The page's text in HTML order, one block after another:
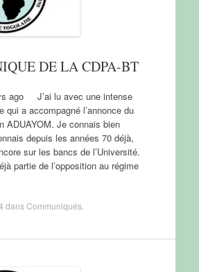
DE LA CDPA-BT
ago J’ai lu avec une intense
qui a accompagné l’annonce du
ADUAYOM. Je connais bien
depuis les années 70 déjà,
sur les bancs de l’Université.
partie de l’opposition au régime
dansCommuniqués.